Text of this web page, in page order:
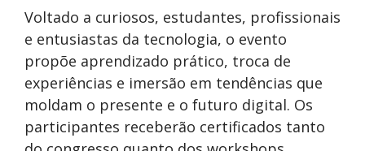
Voltado a curiosos, estudantes, profissionais
e entusiastas da tecnologia, o evento
propõe aprendizado prático, troca de
experiências e imersão em tendências que
moldam o presente e o futuro digital. Os
participantes receberão certificados tanto